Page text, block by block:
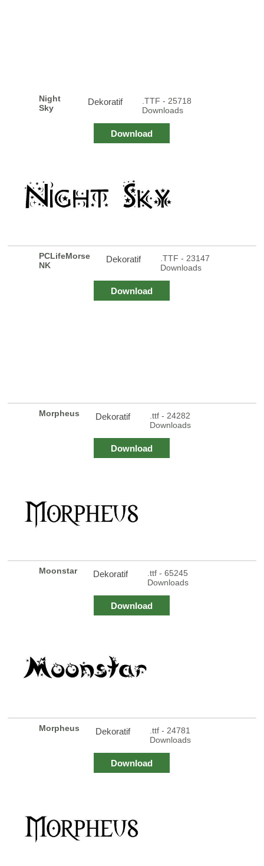
Night
Sky
Dekoratif
.TTF - 25718
Downloads
Download
PCLifeMorse
NK
Dekoratif
.TTF - 23147
Downloads
Download
Morpheus Dekoratif
.ttf - 24282
Downloads
Download
Moonstar Dekoratif
.ttf - 65245
Downloads
Download
Morpheus Dekoratif
.ttf - 24781
Downloads
Download